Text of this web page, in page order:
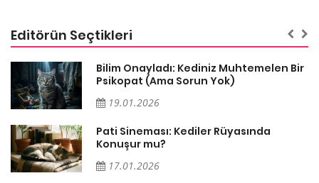
Editörün Seçtikleri
Bilim Onayladı: Kediniz Muhtemelen Bir
Psikopat (Ama Sorun Yok)
19.01.2026
Pati Sineması: Kediler Rüyasında
Konuşur mu?
17.01.2026